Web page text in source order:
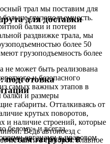
осный трал мы поставим для
грузоподъемность.
балки и потери
раздвижке трала, мы
более 50
грузоподъемность более
для доставки
не может быть реализована
и безопасного
самых важных этапов в
балки и размеры
габариты. Отталкиваясь от
крутых поворотов,
и наличие строений, которые
Ведь автопоезд с
не зайти в поворот. Главное
подготовка
белому» и всегда
органами в правовом
загрузки и